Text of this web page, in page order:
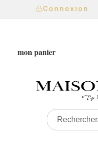
Connexion
mon panier